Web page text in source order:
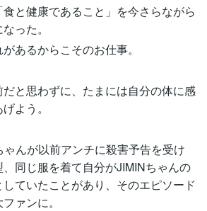
と健康であること」を今さらながら
った。
あるからこそのお仕事。
と思わずに、たまには自分の体に感
よう。
んが以前アンチに殺害予告を受け
同じ服を着て自分がJIMINちゃんの
ていたことがあり、そのエピソード
ァンに。